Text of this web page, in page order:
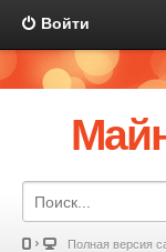
Войти
Полная версия